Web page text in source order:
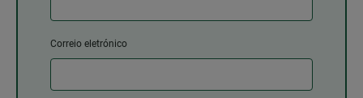
Correio eletrónico